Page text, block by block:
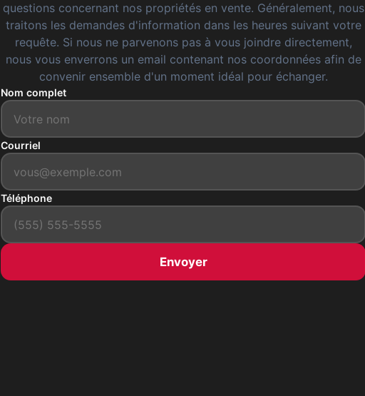
questions concernant nos propriétés en vente. Généralement, nous
traitons les demandes d'information dans les heures suivant votre
requête. Si nous ne parvenons pas à vous joindre directement,
nous vous enverrons un email contenant nos coordonnées afin de
convenir ensemble d'un moment idéal pour échanger.
Nom complet
Courriel
Téléphone
Envoyer